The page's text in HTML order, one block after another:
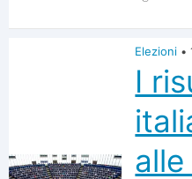
Elezioni •
I
alle